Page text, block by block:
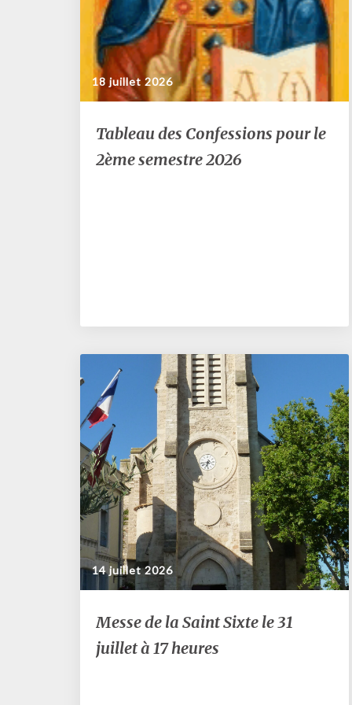
18 juillet 2026
Tableau
des
Confessions
Tableau des Confessions pour le
2ème semestre 2026
14 juillet 2026
Messe
de
la
Messe de la Saint Sixte le 31
juillet à 17 heures